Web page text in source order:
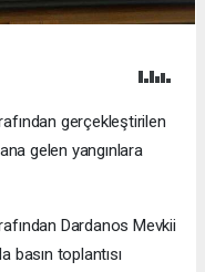
gerçekleştirilen
gelen yangınlara
Dardanos Mevkii
basın toplantısı